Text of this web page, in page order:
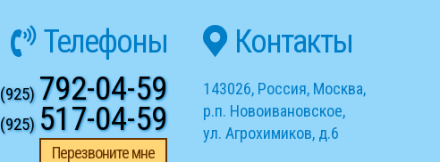
Телефоны
(925) 792-04-59
(925) 517-04-59
Перезвоните мне
Контакты
143026, Россия, Москва,
р.п. Новоивановское,
ул. Агрохимиков, д.6